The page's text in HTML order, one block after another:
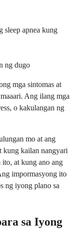
sleep apnea kung
ng dugo
mga sintomas at
Ang ilang mga
o kakulangan ng
mo at ang
kung kailan nangyari
ito, at kung ano ang
impormasyong ito
ng iyong plano sa
sa Iyong